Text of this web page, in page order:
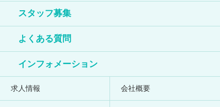
スタッフ募集
よくある質問
インフォメーション
求人情報 会社概要
フレスポ水戸赤塚店
靴のお直しが出来る店舗
鞄のお直しが出来る店舗